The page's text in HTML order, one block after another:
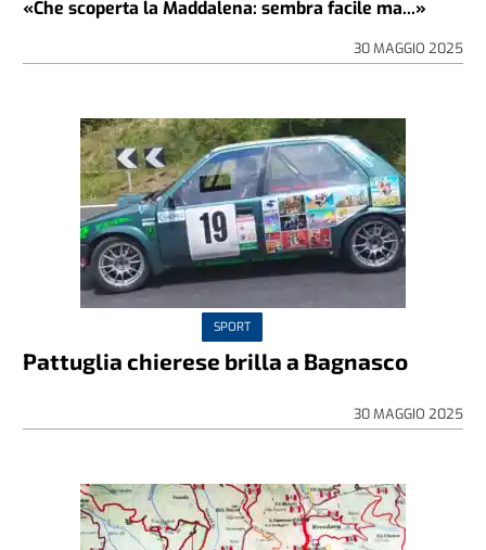
«Che scoperta la Maddalena: sembra facile ma...»
30 MAGGIO 2025
SPORT
Pattuglia chierese brilla a Bagnasco
30 MAGGIO 2025